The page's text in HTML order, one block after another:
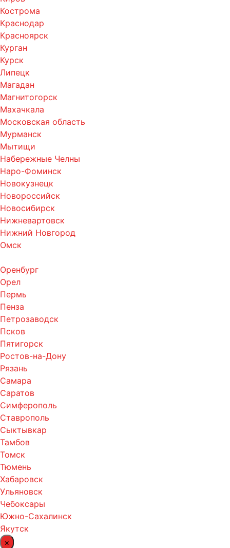
Кострома
Краснодар
Красноярск
Курган
Курск
Липецк
Магадан
Магнитогорск
Махачкала
Московская область
Мурманск
Мытищи
Набережные Челны
Наро-Фоминск
Новокузнецк
Новороссийск
Новосибирск
Нижневартовск
Нижний Новгород
Омск
Оренбург
Орел
Пермь
Пенза
Петрозаводск
Псков
Пятигорск
Ростов-на-Дону
Рязань
Самара
Саратов
Симферополь
Ставрополь
Сыктывкар
Тамбов
Томск
Тюмень
Хабаровск
Ульяновск
Чебоксары
Южно-Сахалинск
Якутск
×